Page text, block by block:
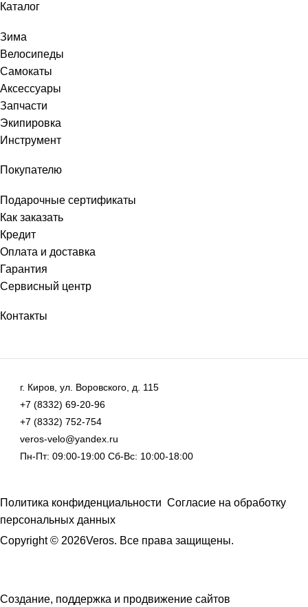
Каталог
Зима
Велосипеды
Самокаты
Аксессуары
Запчасти
Экипировка
Инструмент
Покупателю
Подарочные сертификаты
Как заказать
Кредит
Оплата и доставка
Гарантия
Сервисный центр
Контакты
г. Киров, ул. Воровского, д. 115
+7 (8332) 69-20-96
+7 (8332) 752-754
veros-velo@yandex.ru
Пн-Пт: 09:00-19:00 Сб-Вс: 10:00-18:00
Политика конфиденциальности Согласие на обработку
персональных данных
Copyright © 2026Veros. Все права защищены.
Создание, поддержка и продвижение сайтов